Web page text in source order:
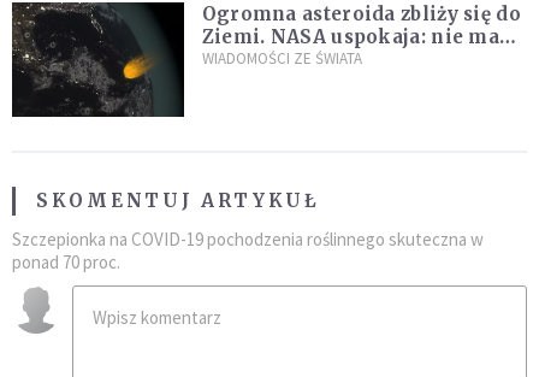
Ogromna asteroida zbliży się do
Ziemi. NASA uspokaja: nie ma
zagrożenia
WIADOMOŚCI ZE ŚWIATA
SKOMENTUJ ARTYKUŁ
Szczepionka na COVID-19 pochodzenia roślinnego skuteczna w
ponad 70 proc.